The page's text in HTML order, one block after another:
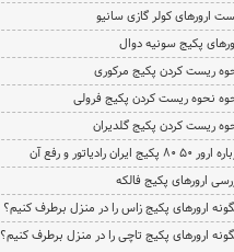
ارورهای کولر گازی سانیو
پکیج سونیه دوال
ریست کردن پکیج مرکوری
نحوه ریست کردن پکیج فرولی
ریست کردن پکیج گلدیران
۵۰ ۸۰ پکیج ایران رادیاتور و رفع آن
ارورهای پکیج فالکه
ارورهای پکیج زاس را در منزل برطرف کنیم؟
ارورهای پکیج تاچی را در منزل برطرف کنیم؟